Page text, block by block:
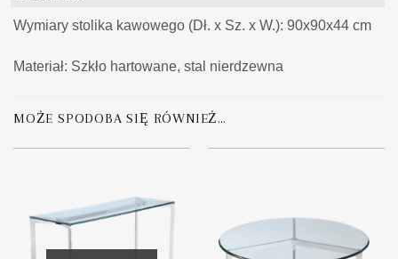
Wymiary stolika kawowego (Dł. x Sz. x W.): 90x90x44 cm
Materiał: Szkło hartowane, stal nierdzewna
MOŻE SPODOBA SIĘ RÓWNIEŻ…